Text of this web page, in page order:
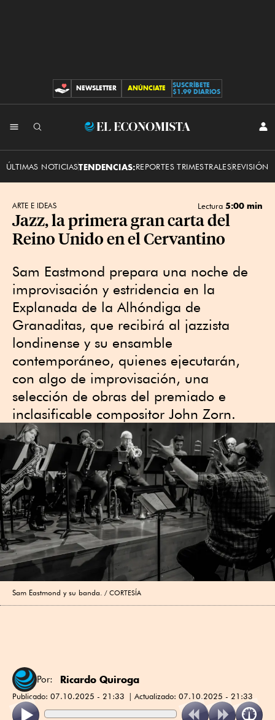
CONTRIBUCIONES
NEWSLETTER ANÚNCIATE
SUSCRÍBETE
$1.99 DIARIOS
El
ÚLTIMAS NOTICIASTENDENCIAS:REPORTES TRIMESTRALESREVISIÓN
ARTE E IDEAS Lectura 5:00 min
Jazz, la primera gran carta del
Reino Unido en el Cervantino
Sam Eastmond prepara una noche de
improvisación y estridencia en la
Explanada de la Alhóndiga de
Granaditas, que recibirá al jazzista
londinense y su ensamble
contemporáneo, quienes ejecutarán,
con algo de improvisación, una
selección de obras del premiado e
inclasificable compositor John Zorn.
Sam Eastmond y su banda. CORTESÍA
Por: Ricardo Quiroga
Publicado: 07.10.2025 - 21:33 Actualizado: 07.10.2025 - 21:33